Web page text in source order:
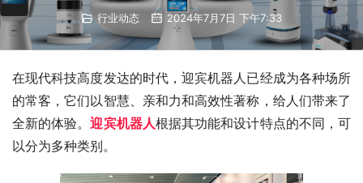
行业动态 2024年7月7日 下午7:33
在现代科技高度发达的时代，迎宾机器人已经成为各种场所
的常客，它们以智慧、亲和力和高效性著称，给人们带来了
全新的体验。迎宾机器人根据其功能和设计特点的不同，可
以分为多种类别。